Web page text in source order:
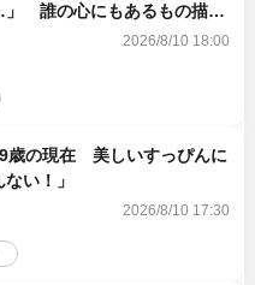
誰の心にもあるもの描く
』に込める思い2026/8/10 18:00
歳の現在 美しいすっぴんに
い！」
2026/8/10 17:30